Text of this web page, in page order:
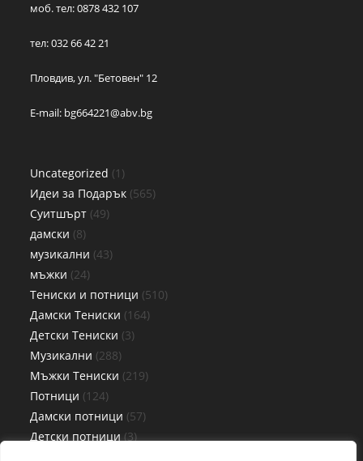
моб. тел: 0878 432 107
тел: 032 66 42 21
Пловдив, ул. "Бетовен" 12
E-mail: bg664221@abv.bg
Uncategorized 1
Идеи за Подарък 565
Суитшърт 49
дамски 8
музикални 43
мъжки 24
Тениски и потници 510
Дамски Тениски 164
Детски Тениски 3
Музикални 288
Мъжки Тениски 219
Потници 124
Дамски потници 57
Детски потници 3